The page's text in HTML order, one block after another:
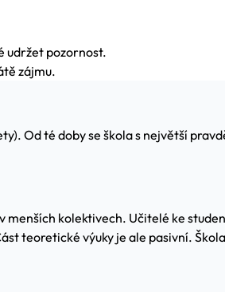
udržet pozornost.
zájmu.
Od té doby se škola s největší
menších kolektivech. Učitelé ke
teoretické výuky je ale pasivní.